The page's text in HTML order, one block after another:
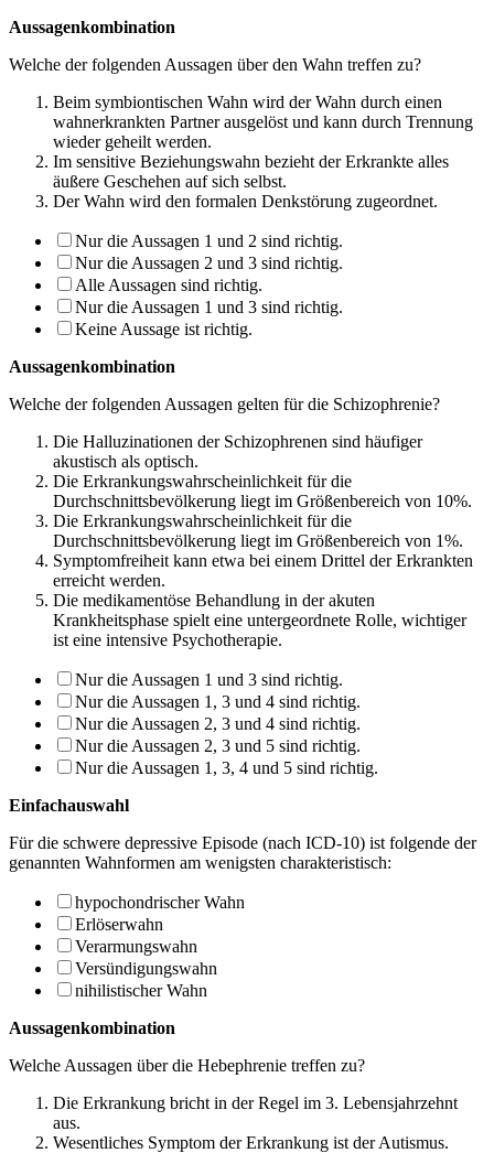
Aussagenkombination
Welche der folgenden Aussagen über den Wahn treffen zu?
Beim symbiontischen Wahn wird der Wahn durch einen
wahnerkrankten Partner aus­gelöst und kann durch Trennung
wieder geheilt werden.
Im sensitive Beziehungswahn bezieht der Erkrankte alles
äußere Geschehen auf sich selbst.
Der Wahn wird den formalen Denkstörung zugeordnet.
Nur die Aussagen 1 und 2 sind richtig.
Nur die Aussagen 2 und 3 sind richtig.
Alle Aussagen sind richtig.
Nur die Aussagen 1 und 3 sind richtig.
Keine Aussage ist richtig.
Aussagenkombination
Welche der folgenden Aussagen gelten für die Schizophrenie?
Die Halluzinationen der Schizophrenen sind häufiger
akustisch als optisch.
Die Erkrankungswahrscheinlichkeit für die
Durchschnittsbevölkerung liegt im Grö­ßenbereich von 10%.
Die Erkrankungswahrscheinlichkeit für die
Durchschnittsbevölkerung liegt im Grö­ßenbereich von 1%.
Symptomfreiheit kann etwa bei einem Drittel der Erkrankten
erreicht werden.
Die medikamentöse Behandlung in der akuten
Krankheitsphase spielt eine unterge­ordnete Rolle, wichtiger
ist eine intensive Psychotherapie.
Nur die Aussagen 1 und 3 sind richtig.
Nur die Aussagen 1, 3 und 4 sind richtig.
Nur die Aussagen 2, 3 und 4 sind richtig.
Nur die Aussagen 2, 3 und 5 sind richtig.
Nur die Aussagen 1, 3, 4 und 5 sind richtig.
Einfachauswahl
Für die schwere depressive Episode (nach ICD-10) ist folgende der
genannten Wahnfor­men am wenigsten charakteristisch:
hypochondrischer Wahn
Erlöserwahn
Verarmungswahn
Versündigungswahn
nihilistischer Wahn
Aussagenkombination
Welche Aussagen über die Hebephrenie treffen zu?
Die Erkrankung bricht in der Regel im 3. Lebensjahrzehnt
aus.
Wesentliches Symptom der Erkrankung ist der Autismus.